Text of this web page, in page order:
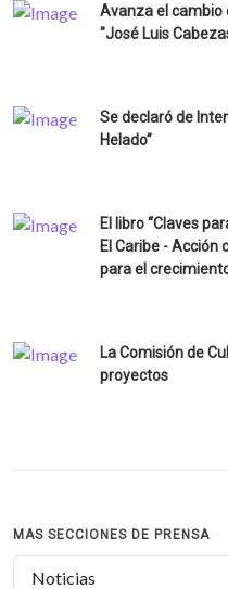
Avanza el cambio
"José Luis
Se declaró de
Helado”
El libro “Claves
El Caribe - Acción
para el
La Comisión de
proyectos
MAS SECCIONES DE PRENSA
Noticias